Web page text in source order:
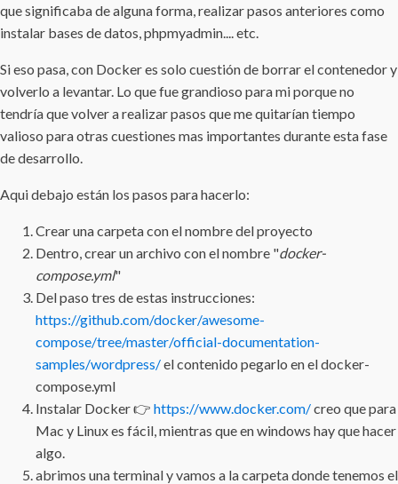
que significaba de alguna forma, realizar pasos anteriores como
instalar bases de datos, phpmyadmin.... etc.
Si eso pasa, con Docker es solo cuestión de borrar el contenedor y
volverlo a levantar. Lo que fue grandioso para mi porque no
tendría que volver a realizar pasos que me quitarían tiempo
valioso para otras cuestiones mas importantes durante esta fase
de desarrollo.
Aqui debajo están los pasos para hacerlo:
Crear una carpeta con el nombre del proyecto
Dentro, crear un archivo con el nombre "docker-
compose.yml"
Del paso tres de estas instrucciones:
https://github.com/docker/awesome-
compose/tree/master/official-documentation-
samples/wordpress/el contenido pegarlo en el docker-
compose.yml
Instalar Docker 👉 https://www.docker.com/creo que para
Mac y Linux es fácil, mientras que en windows hay que hacer
algo.
abrimos una terminal y vamos a la carpeta donde tenemos el